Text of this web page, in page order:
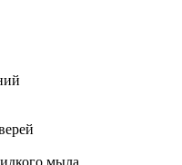
мыла